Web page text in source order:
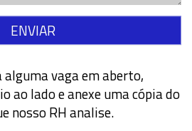
vaga em aberto,
ao lado e anexe uma cópia do
nosso RH analise.